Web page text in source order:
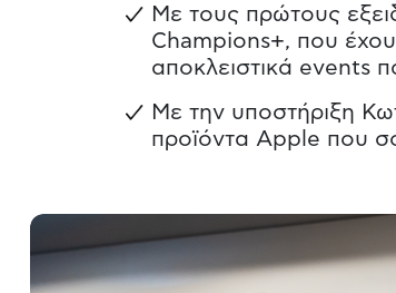
Mε τους πρώτους
Champions+, που
αποκλειστικά events
Με την υποστήριξη
προϊόντα Apple που